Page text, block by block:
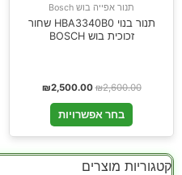
תנור אפייה בוש Bosch
תנור בנוי HBA3340B0 שחור
זכוכית בוש BOSCH
₪2,600.00
₪2,500.00
בחר אפשרויות
קטגוריות מוצרים